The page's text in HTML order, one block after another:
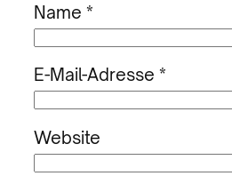
Name *
E-Mail-Adresse *
Website